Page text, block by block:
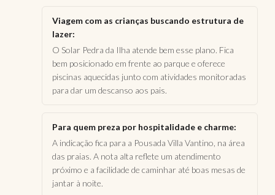
Viagem com as crianças buscando estrutura de
lazer:
O Solar Pedra da Ilha atende bem esse plano. Fica
bem posicionado em frente ao parque e oferece
piscinas aquecidas junto com atividades monitoradas
para dar um descanso aos pais.
Para quem preza por hospitalidade e charme:
A indicação fica para a Pousada Villa Vantino, na área
das praias. A nota alta reflete um atendimento
próximo e a facilidade de caminhar até boas mesas de
jantar à noite.